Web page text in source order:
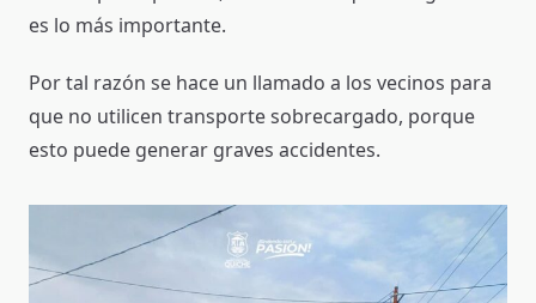
es lo más importante.
Por tal razón se hace un llamado a los vecinos para
que no utilicen transporte sobrecargado, porque
esto puede generar graves accidentes.